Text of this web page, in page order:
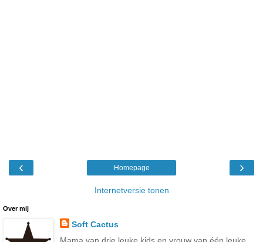
‹ ›
Homepage
Internetversie tonen
Over mij
Soft Cactus